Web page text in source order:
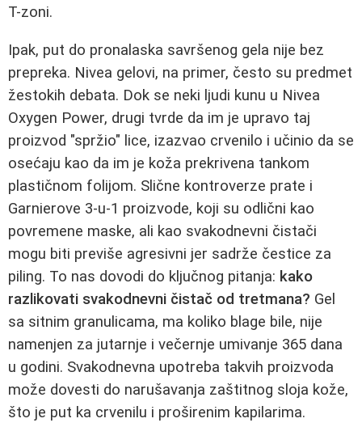
T-zoni.
Ipak, put do pronalaska savršenog gela nije bez
prepreka. Nivea gelovi, na primer, često su predmet
žestokih debata. Dok se neki ljudi kunu u Nivea
Oxygen Power, drugi tvrde da im je upravo taj
proizvod "spržio" lice, izazvao crvenilo i učinio da se
osećaju kao da im je koža prekrivena tankom
plastičnom folijom. Slične kontroverze prate i
Garnierove 3-u-1 proizvode, koji su odlični kao
povremene maske, ali kao svakodnevni čistači
mogu biti previše agresivni jer sadrže čestice za
piling. To nas dovodi do ključnog pitanja: kako
razlikovati svakodnevni čistač od tretmana? Gel
sa sitnim granulicama, ma koliko blage bile, nije
namenjen za jutarnje i večernje umivanje 365 dana
u godini. Svakodnevna upotreba takvih proizvoda
može dovesti do narušavanja zaštitnog sloja kože,
što je put ka crvenilu i proširenim kapilarima.